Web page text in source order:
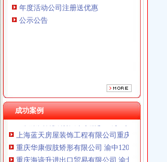
年度活动公司注册送优惠
公示公告
成功案例
重庆海谛升进出口贸易有限公司 渝北100万 （进
重庆逸道医疗器械有限公司
重庆欧氏科技发展有限公司 渝九50万 （进出口
重庆集氏科技有限公司 渝沙50万 （进出口权）
上海蓝天房屋装饰工程有限公司重庆分公司 渝
重庆华康假肢矫形有限公司 渝中120万 （增资）
重庆海谛升进出口贸易有限公司 渝北100万 （进
重庆逸道医疗器械有限公司